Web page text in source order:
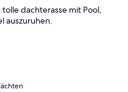
dachterasse mit Pool,
auszuruhen.